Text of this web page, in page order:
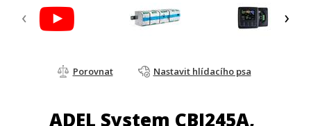
‹ ›
Porovnat Nastavit hlídacího psa
ADEL System CBI245A,